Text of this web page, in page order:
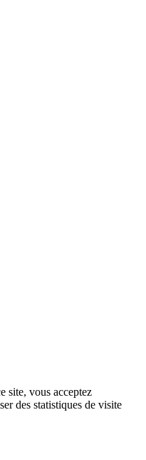
site, vous acceptez
des statistiques de visite